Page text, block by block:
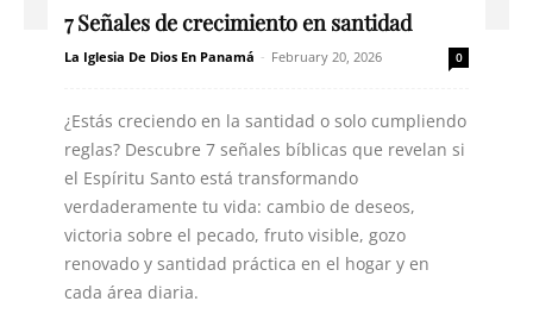
7 Señales de crecimiento en santidad
La Iglesia De Dios En Panamá - February 20, 2026 0
¿Estás creciendo en la santidad o solo cumpliendo
reglas? Descubre 7 señales bíblicas que revelan si
el Espíritu Santo está transformando
verdaderamente tu vida: cambio de deseos,
victoria sobre el pecado, fruto visible, gozo
renovado y santidad práctica en el hogar y en
cada área diaria.